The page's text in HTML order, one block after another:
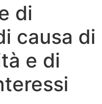
di
causa di
e di